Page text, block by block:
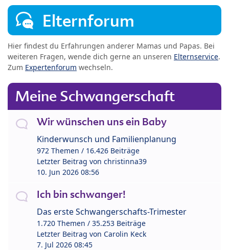
Elternforum
Hier findest du Erfahrungen anderer Mamas und Papas. Bei
weiteren Fragen, wende dich gerne an unseren Elternservice.
Zum Expertenforum wechseln.
Meine Schwangerschaft
Wir wünschen uns ein Baby
Kinderwunsch und Familienplanung
972 Themen / 16.426 Beiträge
Letzter Beitrag von christinna39
10. Jun 2026 08:56
Ich bin schwanger!
Das erste Schwangerschafts-Trimester
1.720 Themen / 35.253 Beiträge
Letzter Beitrag von Carolin Keck
7. Jul 2026 08:45